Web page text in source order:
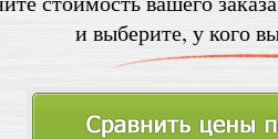
и выберите, у кого